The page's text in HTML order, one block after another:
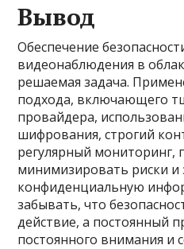
Вывод
Обеспечение
видеонаблюдения в
решаемая задача.
подхода, включающего
провайдера,
шифрования, строгий
регулярный мониторинг,
минимизировать риски
конфиденциальную
забывать, что
действие, а постоянный
постоянного внимания и